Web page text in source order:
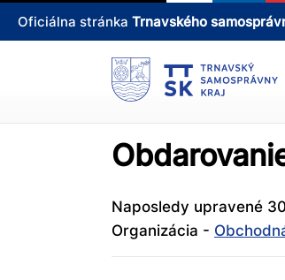
Oficiálna stránka Trnavského
Naposledy upravené
Organizácia -